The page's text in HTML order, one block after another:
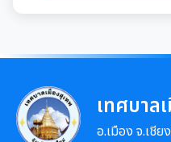
สวัสดิการพนักงานส่
ความรู้เกี่ยวกับการ
หลักเกณฑ์การลา
หลักเกณฑ์การคัดเลือ
เทศบาล
อ.เมือง จ.เชีย